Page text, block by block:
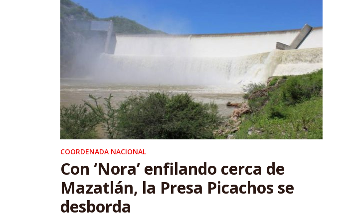
COORDENADA NACIONAL
Con ‘Nora’ enfilando cerca de
Mazatlán, la Presa Picachos se
desborda